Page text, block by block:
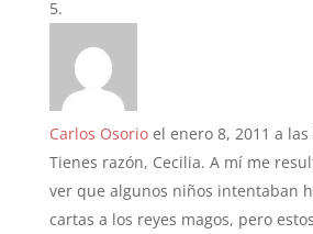
Carlos Osorio el enero 8, 2011 a las
Tienes razón, Cecilia. A mí me
ver que algunos niños intentaban
cartas a los reyes magos, pero